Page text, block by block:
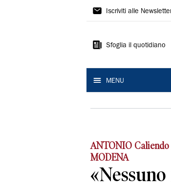
Gazzetta
Modena
Iscriviti alle
Sfoglia il quotidiano
MENU
ANTONIO Caliendo
MODENA